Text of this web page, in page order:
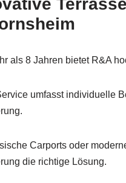
als 8 Jahren bietet R&A
umfasst individuelle
Carports oder
die richtige Lösung.